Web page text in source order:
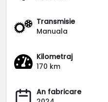
Transmisie
Manuala
Kilometraj
170 km
An fabricare